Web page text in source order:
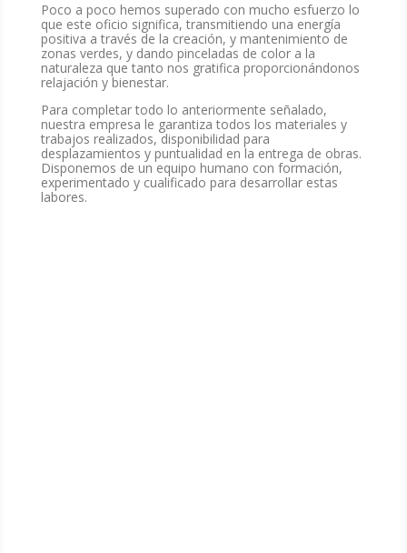
Poco a poco hemos superado con mucho esfuerzo lo
que este oficio significa, transmitiendo una energía
positiva a través de la creación, y mantenimiento de
zonas verdes, y dando pinceladas de color a la
naturaleza que tanto nos gratifica proporcionándonos
relajación y bienestar.
Para completar todo lo anteriormente señalado,
nuestra empresa le garantiza todos los materiales y
trabajos realizados, disponibilidad para
desplazamientos y puntualidad en la entrega de obras.
Disponemos de un equipo humano con formación,
experimentado y cualificado para desarrollar estas
labores.